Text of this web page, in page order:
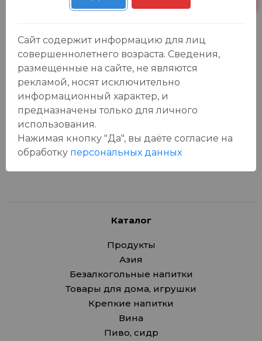
Отзывы:
Оставить отзыв
У данного товара еще нет отзывов, будьте первым, кто
оставит отзыв!
Каталог
Продукты
Азия
Безалкогольные напитки
Товары для дома, игрушки
Крепкие напитки
Вина
Пиво, сидр
Сайт содержит информацию для лиц
совершеннолетнего возраста. Сведения,
размещенные на сайте, не являются
рекламой, носят исключительно
информационный характер, и
предназначены только для личного
использования.
Нажимая кнопку "Да", вы даёте cогласие на
обработку персональных данных